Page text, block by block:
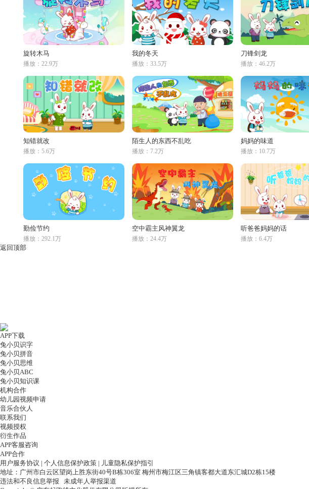
旋转木马
播放：22.9万
我的冬天
播放：33.5万
刀锋剑龙
播放：46.2万
知错就改
播放：5.6万
陌生人的东西不乱吃
播放：7.2万
妈妈的味道
播放：10.7万
勤俭节约
播放：292.1万
空中霸主风神翼龙
播放：24.4万
听爸爸妈妈的话
播放：6.4万
返回顶部
APP下载
兔小贝识字
兔小贝拼音
兔小贝思维
兔小贝ABC
兔小贝知识课
机构合作
幼儿园视频申请
音乐合伙人
联系我们
视频授权
衍生作品
APP客服咨询
APP合作
用户服务协议 | 个人信息保护政策 | 儿童隐私保护指引
地址：广州市白云区望岗上胜东街40号B栋306室 梅州市梅江区三角镇客都大道东汇城D2栋15楼
违法和不良信息举报
未成年人举报渠道